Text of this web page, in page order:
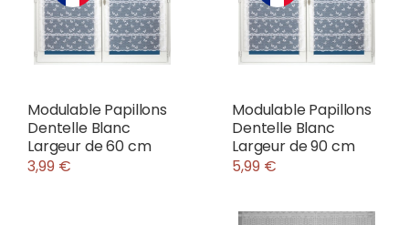
Modulable Papillons
Dentelle Blanc
Largeur de 60 cm
3,99 €
Modulable Papillons
Dentelle Blanc
Largeur de 90 cm
5,99 €